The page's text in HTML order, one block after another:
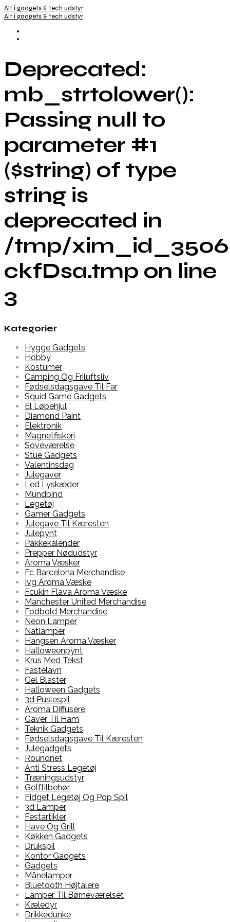
Alt i gadgets & tech udstyr
Alt i gadgets & tech udstyr
Deprecated:
mb_strtolower():
Passing null to
parameter #1
($string) of type
string is
deprecated in
/tmp/
ckfDsa.tmp on line
3
Kategorier
Hygge Gadgets
Hobby
Kostumer
Camping Og Friluftsliv
Fødselsdagsgave Til Far
Squid Game Gadgets
El Løbehjul
Diamond Paint
Elektronik
Magnetfiskeri
Soveværelse
Stue Gadgets
Valentinsdag
Julegaver
Led Lyskæder
Mundbind
Legetøj
Gamer Gadgets
Julegave Til Kæresten
Julepynt
Pakkekalender
Prepper Nødudstyr
Aroma Væsker
Fc Barcelona Merchandise
Ivg Aroma Væske
Fcukin Flava Aroma Væske
Manchester United Merchandise
Fodbold Merchandise
Neon Lamper
Natlamper
Hangsen Aroma Væsker
Halloweenpynt
Krus Med Tekst
Fastelavn
Gel Blaster
Halloween Gadgets
3d Puslespil
Aroma Diffusere
Gaver Til Ham
Teknik Gadgets
Fødselsdagsgave Til Kæresten
Julegadgets
Roundnet
Anti Stress Legetøj
Træningsudstyr
Golftilbehør
Fidget Legetøj Og Pop Spil
3d Lamper
Festartikler
Have Og Grill
Køkken Gadgets
Drukspil
Kontor Gadgets
Gadgets
Månelamper
Bluetooth Højtalere
Lamper Til Børneværelset
Kæledyr
Drikkedunke